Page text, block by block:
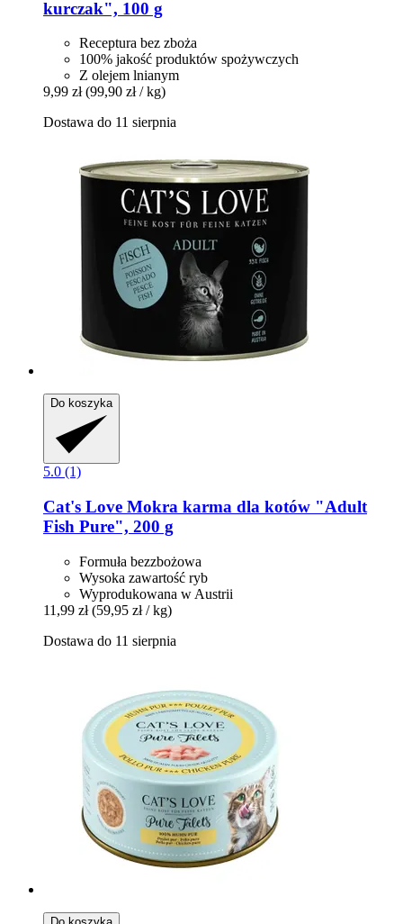
kurczak", 100 g
Receptura bez zboża
100% jakość produktów spożywczych
Z olejem lnianym
9,99 zł (99,90 zł / kg)
Dostawa do 11 sierpnia
Do koszyka
5.0 (1)
Cat's Love Mokra karma dla kotów "Adult
Fish Pure", 200 g
Formuła bezzbożowa
Wysoka zawartość ryb
Wyprodukowana w Austrii
11,99 zł (59,95 zł / kg)
Dostawa do 11 sierpnia